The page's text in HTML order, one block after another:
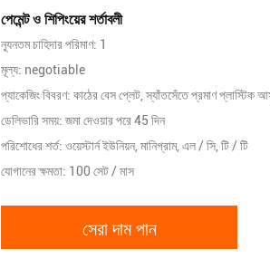
পেমেন্ট ও শিপিংয়ের শর্তাবলী
ন্যূনতম চাহিদার পরিমাণ: 1
মূল্য: negotiable
প্যাকেজিং বিবরণ: কাঠের বেস প্লেট, স্যাঁতসেঁতে প্রমাণ প্লাস্টিক
ডেলিভারি সময়: জমা দেওয়ার পরে 45 দিন
পরিশোধের শর্ত: ওয়েস্টার্ন ইউনিয়ন, মানিগ্রাম, এল / সি, টি / টি
যোগানের ক্ষমতা: 100 সেট / মাস
সেরা দাম পান